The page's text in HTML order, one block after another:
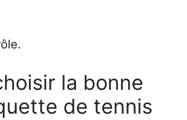
la bonne
de tennis